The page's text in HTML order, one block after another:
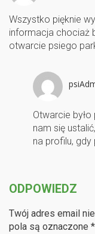
Wszystko pięknie
informacja chociaż
otwarcie psiego
Otwarcie
nam się
na profilu, gdy
ODPOWIEDZ
Twój adres email
pola są oznaczone *